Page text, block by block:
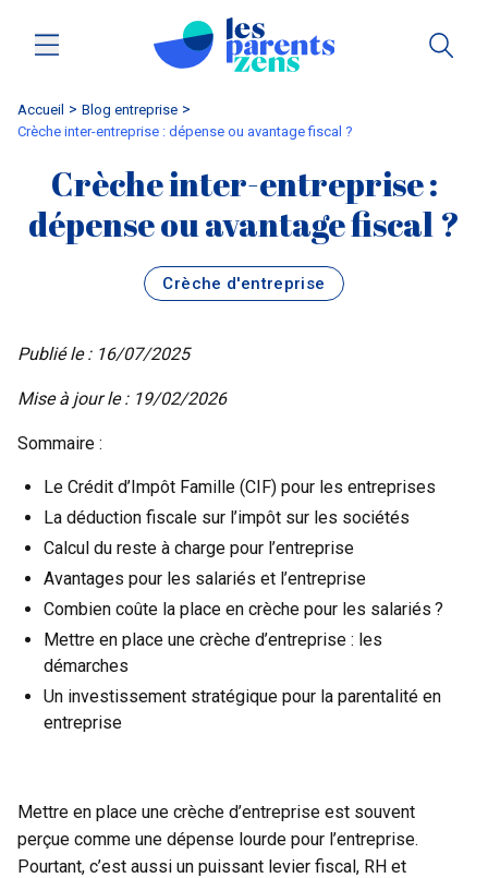
Accueil
blog entreprise
Crèche inter-entreprise : dépense ou avantage fiscal ?
Crèche inter-entreprise :
dépense ou avantage fiscal ?
Crèche d'entreprise
Publié le : 16/07/2025
Mise à jour le : 19/02/2026
Sommaire :
Le Crédit d’Impôt Famille (CIF) pour les entreprises
La déduction fiscale sur l’impôt sur les sociétés
Calcul du reste à charge pour l’entreprise
Avantages pour les salariés et l’entreprise
Combien coûte la place en crèche pour les salariés ?
Mettre en place une crèche d’entreprise : les
démarches
Un investissement stratégique pour la parentalité en
entreprise
Mettre en place une crèche d’entreprise est souvent
perçue comme une dépense lourde pour l’entreprise.
Pourtant, c’est aussi un puissant levier fiscal, RH et